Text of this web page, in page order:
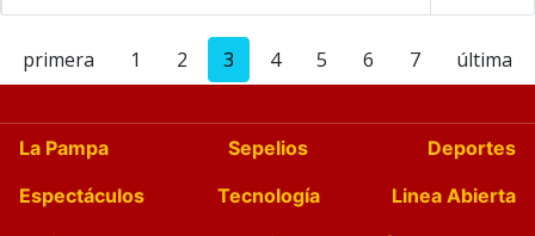
primera 1 2 3 4 5 6 7 última
La Pampa Sepelios
Deportes
Espectáculos
Tecnología
Linea Abierta